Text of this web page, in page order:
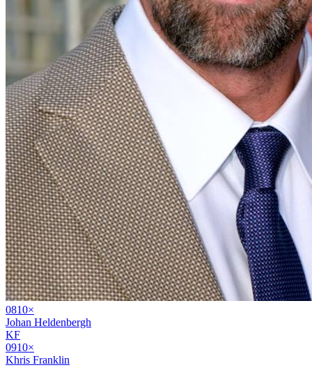
0810×
Johan Heldenbergh
KF
0910×
Khris Franklin